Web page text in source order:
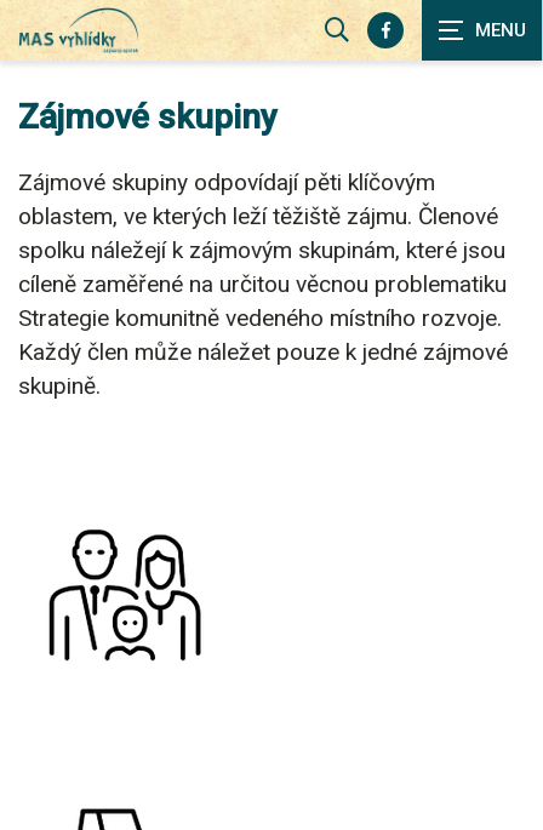
Zobrazit
Zájmové skupiny
Zájmové skupiny odpovídají pěti klíčovým
oblastem, ve kterých leží těžiště zájmu. Členové
spolku náležejí k zájmovým skupinám, které jsou
cíleně zaměřené na určitou věcnou problematiku
Strategie komunitně vedeného místního rozvoje.
Každý člen může náležet pouze k jedné zájmové
skupině.